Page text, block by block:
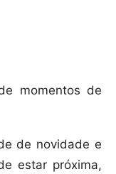
momentos de
de novidade e
estar próxima,